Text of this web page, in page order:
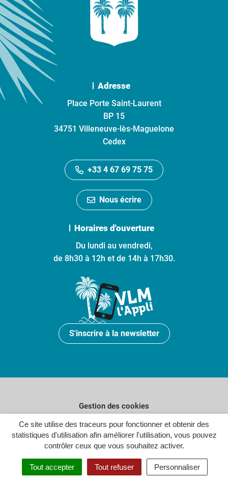
Ce site utilise des traceurs pour fonctionner et obtenir des
statistiques d'utilisation afin améliorer l'utilisation, vous pouvez
contrôler ceux que vous souhaitez activer.
Tout accepter Tout refuser Personnaliser
Adresse
Place Porte Saint-Laurent
BP 15
34751 Villeneuve-lès-Maguelone
Cedex
+33 4 67 69 75 75
Nous écrire
Horaires d'ouverture
Du lundi au vendredi,
de 8h30 à 12h et de 14h à 17h30.
S'inscrire à la newsletter
Gestion des cookies
Plan du site
Politique de confidentialité
Crédits